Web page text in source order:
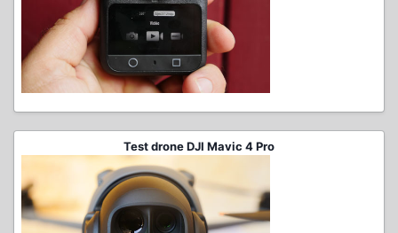
Test drone DJI Mavic 4 Pro